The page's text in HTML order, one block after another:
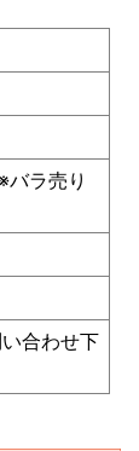
ラ売り
合わせ下